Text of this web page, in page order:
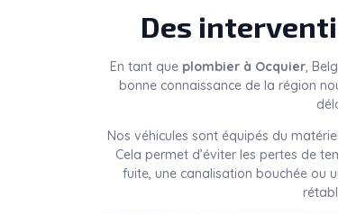
Des
En tant que plombier à Ocquier,
bonne connaissance de la région
Nos véhicules sont équipés du
Cela permet d’éviter les pertes de
fuite, une canalisation bouchée ou